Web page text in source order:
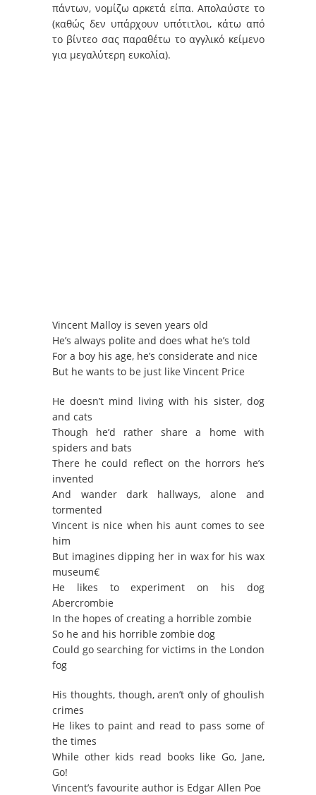
πάντων, νομίζω αρκετά είπα. Απολαύστε το
(καθώς δεν υπάρχουν υπότιτλοι, κάτω από
το βίντεο σας παραθέτω το αγγλικό κείμενο
για μεγαλύτερη ευκολία).
Vincent Malloy is seven years old
He’s always polite and does what he’s told
For a boy his age, he’s considerate and nice
But he wants to be just like Vincent Price
He doesn’t mind living with his sister, dog
and cats
Though he’d rather share a home with
spiders and bats
There he could reflect on the horrors he’s
invented
And wander dark hallways, alone and
tormented
Vincent is nice when his aunt comes to see
him
But imagines dipping her in wax for his wax
museum€
He likes to experiment on his dog
Abercrombie
In the hopes of creating a horrible zombie
So he and his horrible zombie dog
Could go searching for victims in the London
fog
His thoughts, though, aren’t only of ghoulish
crimes
He likes to paint and read to pass some of
the times
While other kids read books like Go, Jane,
Go!
Vincent’s favourite author is Edgar Allen Poe